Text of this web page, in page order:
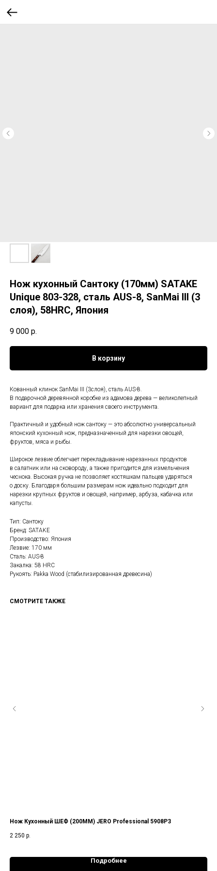
Нож кухонный Сантоку (170мм) SATAKE
Unique 803-328, сталь AUS-8, SanMai III (3
слоя), 58HRC, Япония
9 000 р.
В корзину
Кованный клинок SanMai III (3слоя), сталь AUS-8.
В подарочной деревянной коробке из адамова дерева — великолепный
вариант для подарка или хранения своего инструмента.
Практичный и удобный нож сантоку — это абсолютно универсальный
японский кухонный нож, предназначенный для нарезки овощей,
фруктов, мяса и рыбы.
Широкое лезвие облегчает перекладывание нарезанных продуктов
в салатник или на сковороду, а также пригодится для измельчения
чеснока. Высокая ручка не позволяет костяшкам пальцев ударяться
о доску. Благодаря большим размерам нож идеально подходит для
нарезки крупных фруктов и овощей, например, арбуза, кабачка или
капусты.
Тип: Сантоку
Бренд: SATAKE
Производство: Япония
Лезвие: 170 мм
Сталь: AUS-8
Закалка: 58 HRC
Рукоять: Pakka Wood (стабилизированная древесина)
СМОТРИТЕ ТАКЖЕ
Нож Кухонный ШЕФ (200ММ) JERO Professional 5908P3
2 250 р.
Подробнее